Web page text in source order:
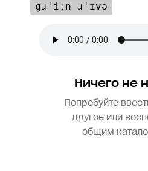
ɡɹˈiːn ɹˈɪvə
Ничего не
Попробуйте
другое или
общим